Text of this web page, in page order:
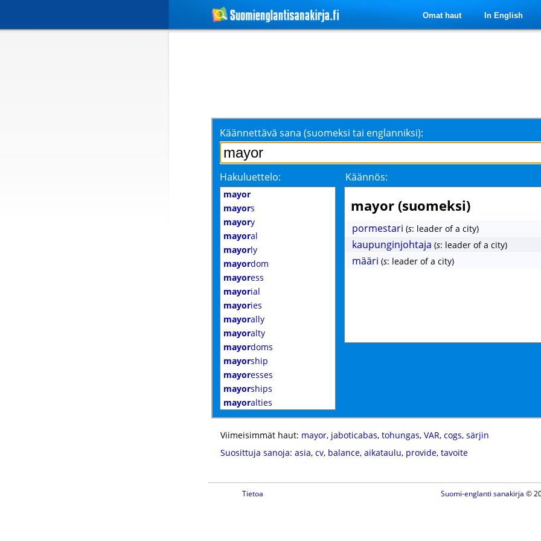
Omat haut In English
Käännettävä sana (suomeksi tai englanniksi):
Hakuluettelo: Käännös:
mayor
mayors
mayory
mayoral
mayorly
mayordom
mayoress
mayorial
mayories
mayorally
mayoralty
mayordoms
mayorship
mayoresses
mayorships
mayoralties
mayor (suomeksi)
pormestari (s: leader of a city)
kaupunginjohtaja (s: leader of a city)
määri (s: leader of a city)
Viimeisimmät haut: mayor, jaboticabas, tohungas, VAR, cogs, särjin
Suosittuja sanoja: asia, cv, balance, aikataulu, provide, tavoite
Tietoa Suomi-englanti sanakirja ©